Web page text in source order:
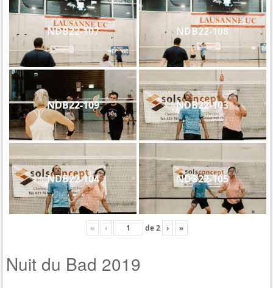
NDB22-107 NDB22-108
NDB22-109 NDB22-103
NDB22-104 NDB22-105
« ‹ de2 › »
Nuit du Bad 2019